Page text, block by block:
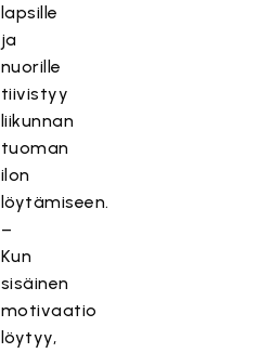
lapsille
ja
nuorille
tiivistyy
liikunnan
tuoman
ilon
löytämiseen.
–
Kun
sisäinen
motivaatio
löytyy,